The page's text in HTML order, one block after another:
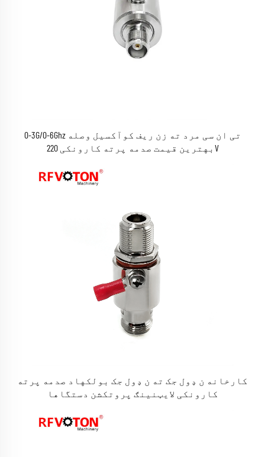
0-3G/0-6Ghz تی ان سی مرد ته زن ریف کوآکسیل وصله
بهترین قیمت صدمه پرته کارونکی 220V
کارخانه ن ډول جک ته ن ډول جک بولکهاد صدمه پرته
کارونکی لایټنینګ پروتکشن دستگاها